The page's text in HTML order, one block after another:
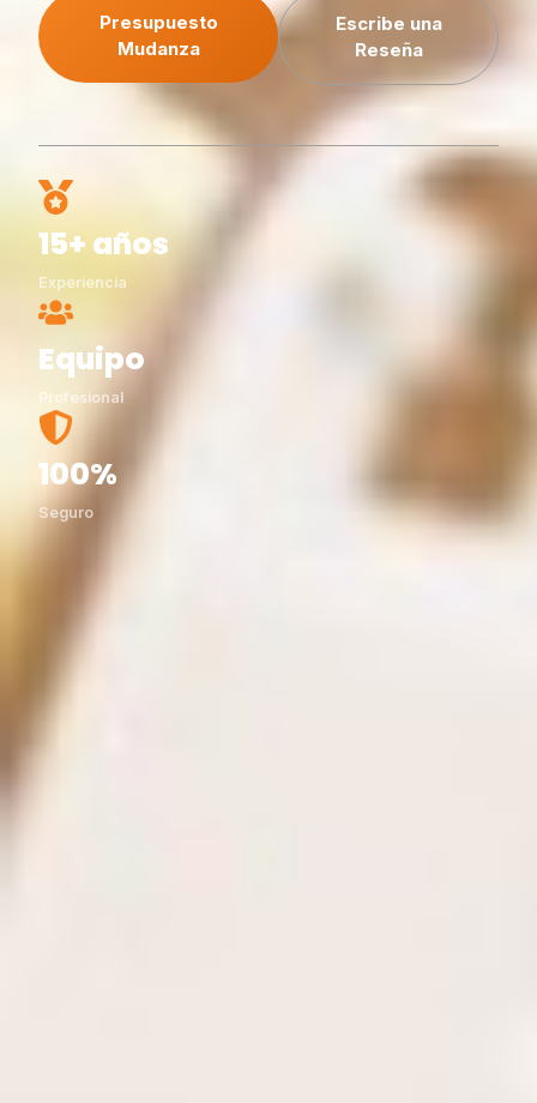
Presupuesto
Mudanza
Escribe una
Reseña
15+ años
Experiencia
Equipo
Profesional
100%
Seguro